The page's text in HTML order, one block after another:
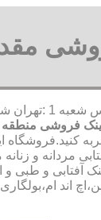
فروشی منطقه
کنید.فروشگاه
مردانه
و طبی
اند